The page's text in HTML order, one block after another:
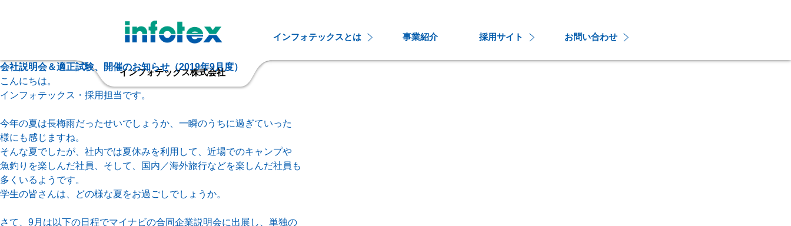
インフォテックスとは 事業紹介 採用サイト お問い合わせ
インフォテックス株式会社
会社説明会＆適正試験、開催のお知らせ（2019年9月度）
こんにちは。
インフォテックス・採用担当です。
今年の夏は長梅雨だったせいでしょうか、一瞬のうちに過ぎていった
様にも感じますね。
そんな夏でしたが、社内では夏休みを利用して、近場でのキャンプや
魚釣りを楽しんだ社員、そして、国内／海外旅行などを楽しんだ社員も
多くいるようです。
学生の皆さんは、どの様な夏をお過ごしでしょうか。
さて、9月は以下の日程でマイナビの合同企業説明会に出展し、単独の